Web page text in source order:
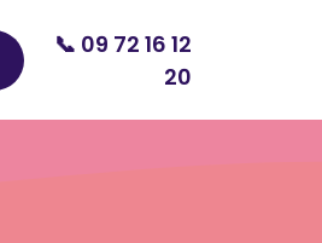
📞 09 72 16 12
20